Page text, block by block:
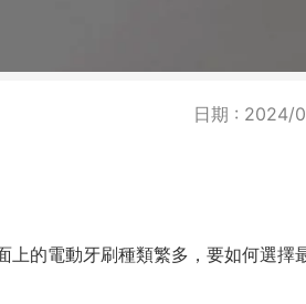
日期 : 2024/
上的電動牙刷種類繁多，要如何選擇